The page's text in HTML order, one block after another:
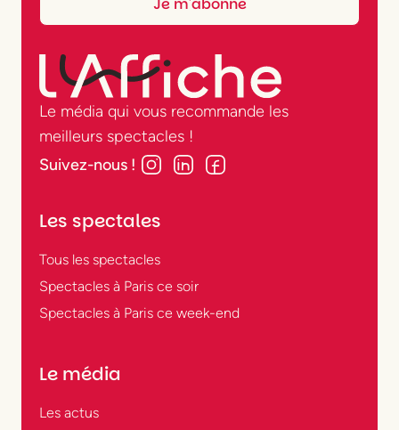
Le média qui vous recommande les
meilleurs spectacles !
Suivez-nous !
Les spectales
Tous les spectacles
Spectacles à Paris ce soir
Spectacles à Paris ce week-end
Le média
Les actus